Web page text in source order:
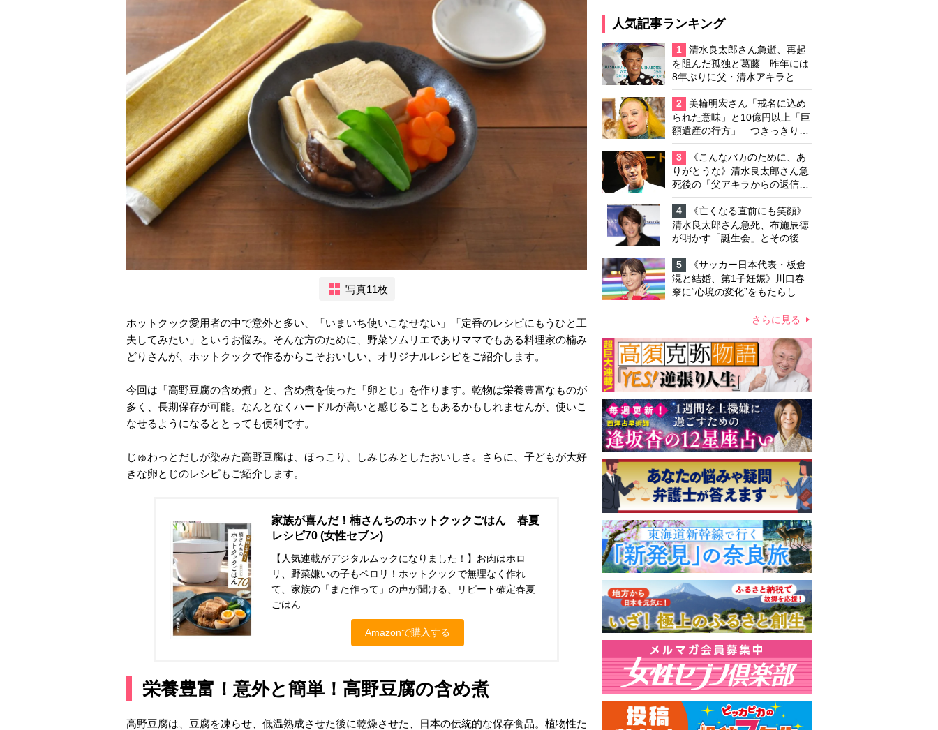
写真11枚
ホットクック愛用者の中で意外と多い、「いまいち使いこなせない」「定番のレシピにもうひと工
夫してみたい」というお悩み。そんな方のために、野菜ソムリエでありママでもある料理家の楠み
どりさんが、ホットクックで作るからこそおいしい、オリジナルレシピをご紹介します。
今回は「高野豆腐の含め煮」と、含め煮を使った「卵とじ」を作ります。乾物は栄養豊富なものが
多く、長期保存が可能。なんとなくハードルが高いと感じることもあるかもしれませんが、使いこ
なせるようになるととっても便利です。
じゅわっとだしが染みた高野豆腐は、ほっこり、しみじみとしたおいしさ。さらに、子どもが大好
きな卵とじのレシピもご紹介します。
家族が喜んだ！楠さんちのホットクックごはん 春夏
レシピ70 (女性セブン)
【人気連載がデジタルムックになりました！】お肉はホロ
リ、野菜嫌いの子もペロリ！ホットクックで無理なく作れ
て、家族の「また作って」の声が聞ける、リピート確定春夏
ごはん
Amazonで購入する
栄養豊富！意外と簡単！高野豆腐の含め煮
高野豆腐は、豆腐を凍らせ、低温熟成させた後に乾燥させた、日本の伝統的な保存食品。植物性た
人気記事ランキング
1
清水良太郎さん急逝、再起
を阻んだ孤独と葛藤 昨年には
8年ぶりに父・清水アキラと共
演、本格的な活動再開に向かっ
ていたが…周囲が懸念していた
「不安定なところ」
2
美輪明宏さん「戒名に込め
られた意味」と10億円以上「巨
額遺産の行方」 つきっきりで
私生活をサポートしていた元俳
優が相続か
3
《こんなバカのために、あ
りがとうな》清水良太郎さん急
死後の「父アキラからの返信」
布施辰徳が涙で明かす「順番が
違う」
4
《亡くなる直前にも笑顔》
清水良太郎さん急死、布施辰徳
が明かす「誕生会」とその後の
メッセージ
5
《サッカー日本代表・板倉
滉と結婚、第1子妊娠》川口春
奈に“心境の変化”をもたらした
って「がんに蝕まれる母」を演
さらに見る